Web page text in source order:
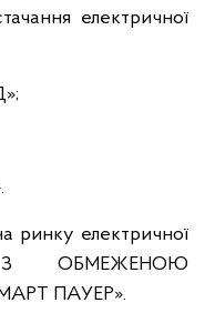
електричної
ринку електричної
З ОБМЕЖЕНОЮ
ПАУЕР».